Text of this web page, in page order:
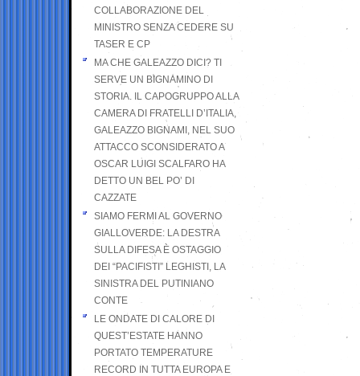
COLLABORAZIONE DEL
MINISTRO SENZA CEDERE SU
TASER E CP
MA CHE GALEAZZO DICI? TI
SERVE UN BIGNAMINO DI
STORIA. IL CAPOGRUPPO ALLA
CAMERA DI FRATELLI D’ITALIA,
GALEAZZO BIGNAMI, NEL SUO
ATTACCO SCONSIDERATO A
OSCAR LUIGI SCALFARO HA
DETTO UN BEL PO’ DI
CAZZATE
SIAMO FERMI AL GOVERNO
GIALLOVERDE: LA DESTRA
SULLA DIFESA È OSTAGGIO
DEI “PACIFISTI” LEGHISTI, LA
SINISTRA DEL PUTINIANO
CONTE
LE ONDATE DI CALORE DI
QUEST’ESTATE HANNO
PORTATO TEMPERATURE
RECORD IN TUTTA EUROPA E